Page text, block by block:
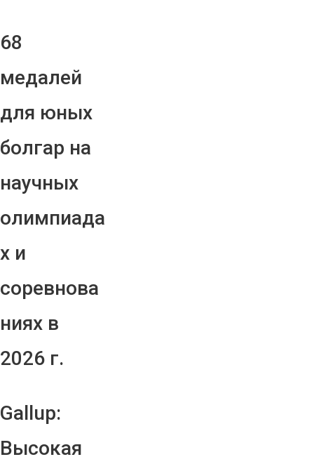
68
медалей
для юных
болгар на
научных
олимпиада
х и
соревнова
ниях в
2026 г.
Gallup:
Высокая